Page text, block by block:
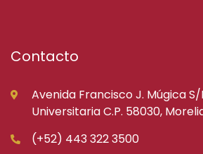
Contacto
Avenida Francisco J. Múgica
Universitaria C.P. 58030,
(+52) 443 322 3500